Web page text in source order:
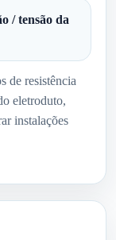
/ tensão da
de resistência
eletroduto,
instalações